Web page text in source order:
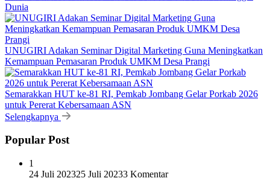
Dunia
UNUGIRI Adakan Seminar Digital Marketing Guna Meningkatkan
Kemampuan Pemasaran Produk UMKM Desa Prangi
Semarakkan HUT ke-81 RI, Pemkab Jombang Gelar Porkab 2026
untuk Pererat Kebersamaan ASN
Selengkapnya
Popular Post
1
24 Juli 202325 Juli 20233 Komentar